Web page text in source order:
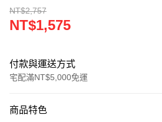
NT$2,757
NT$1,575
付款與運送方式
宅配滿NT$5,000免運
信用卡一次付款
商品特色